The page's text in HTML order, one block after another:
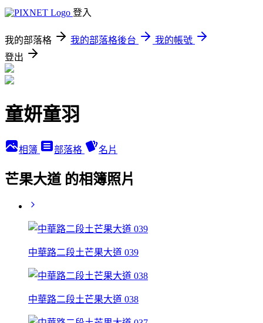
登入
我的部落格 我的部落格後台
我的帳號
登出
童妍童羽
相簿 部落格 名片
芒果大道 的相簿照片
中華路二段土芒果大道 039
中華路二段土芒果大道 038